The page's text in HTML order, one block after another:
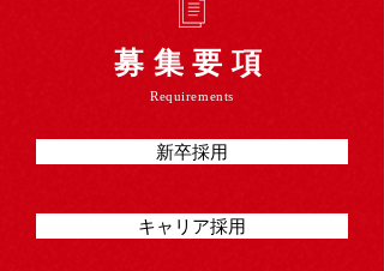
募集要項
Requirements
新卒採用
キャリア採用